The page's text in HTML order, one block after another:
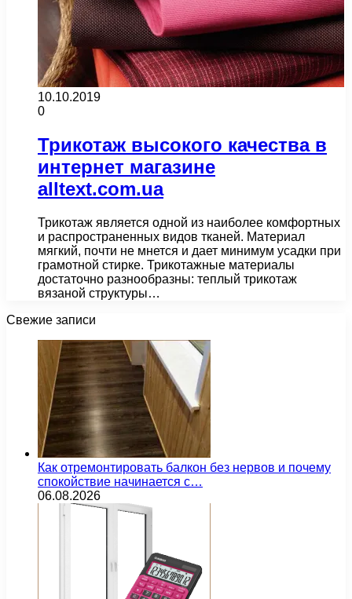
10.10.2019
0
Трикотаж высокого качества в
интернет магазине
alltext.com.ua
Трикотаж является одной из наиболее комфортных
и распространенных видов тканей. Материал
мягкий, почти не мнется и дает минимум усадки при
грамотной стирке. Трикотажные материалы
достаточно разнообразны: теплый трикотаж
вязаной структуры…
Свежие записи
Как отремонтировать балкон без нервов и почему
спокойствие начинается с…
06.08.2026